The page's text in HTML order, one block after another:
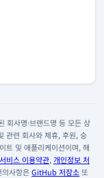
회사명·브랜드명 등 모든 상
관련 회사와 제휴, 후원, 승
트 및 애플리케이션이며, 해
서비스 이용약관, 개인정보 처
사항은GitHub 저장소 또